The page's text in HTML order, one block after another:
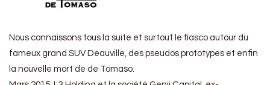
Nous connaissons tous la suite et surtout le fiasco autour du
fameux grand SUV Deauville, des pseudos prototypes et enfin
la nouvelle mort de de Tomaso.